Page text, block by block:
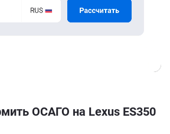
ОСАГО на Lexus ES350